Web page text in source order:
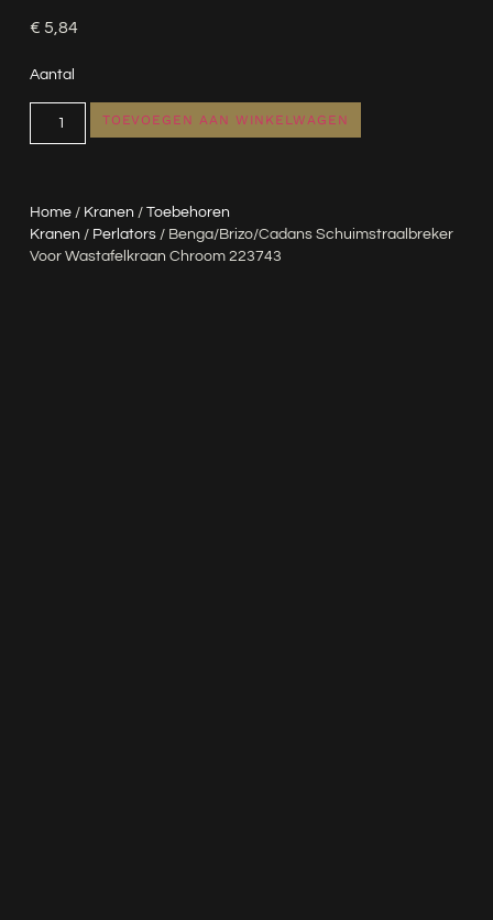
Home/ Kranen / Toebehoren
Kranen / Perlators/ Benga/Brizo/Cadans Schuimstraalbreker
Voor Wastafelkraan Chroom 223743
€ 5,84
Aantal
TOEVOEGEN AAN WINKELWAGEN